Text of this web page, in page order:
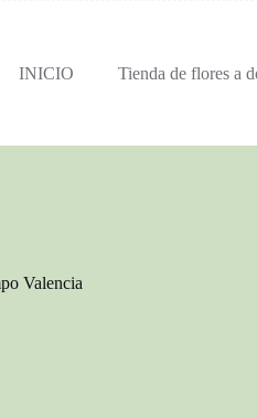
INICIO Tienda de flores a
Valencia